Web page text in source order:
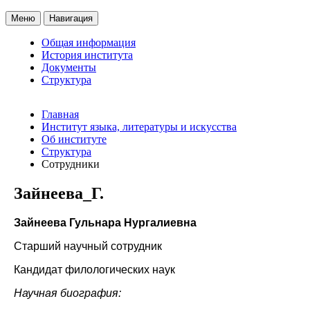
Меню Навигация
Общая информация
История института
Документы
Структура
Главная
Институт языка, литературы и искусства
Об институте
Структура
Сотрудники
Зайнеева_Г.
Зайнеева Гульнара Нургалиевна
Старший научный сотрудник
Кандидат филологических наук
Научная биография: